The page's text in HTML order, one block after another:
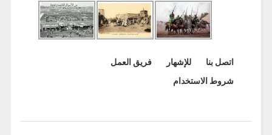
اتصل بنا للإشهار
فريق العمل
شروط الاستخدام